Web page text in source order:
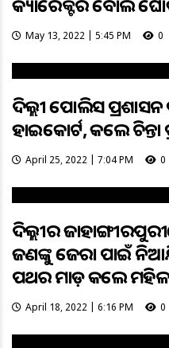
କ୍ୟାରେକ୍ଟର ବୋଲି
May 13, 2022 | 5:45 PM 0
ଦିଲ୍ଲୀ ପୋଲିସ
ହାଇକୋର୍ଟ, କଲେ ଚିନ୍ତା
April 25, 2022 | 7:04 PM 0
ଦିଲ୍ଲୀର
ଜଣଙ୍କୁ ଜେରା ପାଇଁ
ପଥର ମାଡ଼ କଲେ
April 18, 2022 | 6:16 PM 0